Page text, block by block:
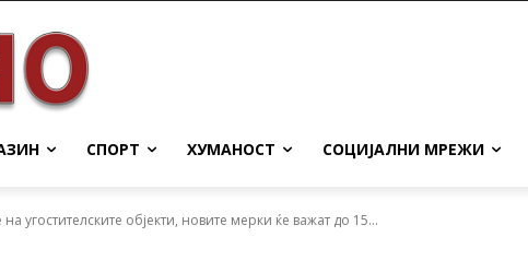
СПОРТ ХУМАНОСТ СОЦИЈАЛНИ МРЕЖИ
угостителските објекти, новите мерки ќе важат до 15...